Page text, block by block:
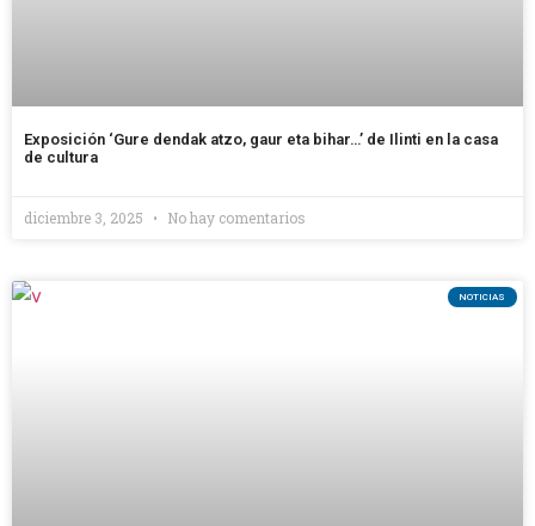
Exposición ‘Gure dendak atzo, gaur eta bihar…’ de Ilinti en la casa
de cultura
diciembre 3, 2025 No hay comentarios
NOTICIAS